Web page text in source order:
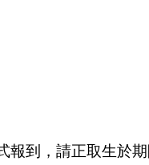
報到，請正取生於